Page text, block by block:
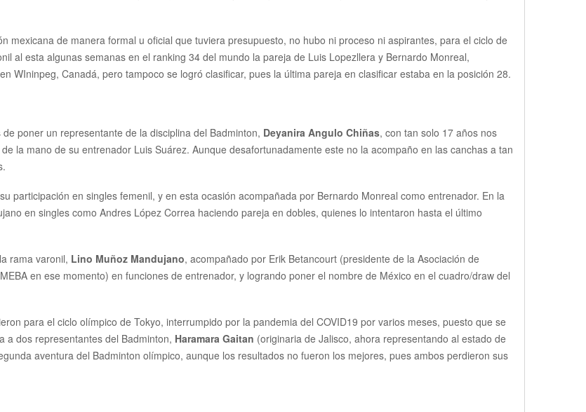
mexicana de manera formal u oficial que tuviera presupuesto, no hubo ni proceso ni aspirantes, para el ciclo de
al esta algunas semanas en el ranking 34 del mundo la pareja de Luis Lopezllera y Bernardo Monreal,
WIninpeg, Canadá, pero tampoco se logró clasificar, pues la última pareja en clasificar estaba en la posición 28.
poner un representante de la disciplina del Badminton, Deyanira Angulo Chiñas, con tan solo 17 años nos
la mano de su entrenador Luis Suárez. Aunque desafortunadamente este no la acompaño en las canchas a tan
participación en singles femenil, y en esta ocasión acompañada por Bernardo Monreal como entrenador. En la
en singles como Andres López Correa haciendo pareja en dobles, quienes lo intentaron hasta el último
rama varonil, Lino Muñoz Mandujano, acompañado por Erik Betancourt (presidente de la Asociación de
en ese momento) en funciones de entrenador, y logrando poner el nombre de México en el cuadro/draw del
para el ciclo olímpico de Tokyo, interrumpido por la pandemia del COVID19 por varios meses, puesto que se
a dos representantes del Badminton, Haramara Gaitan (originaria de Jalisco, ahora representando al estado de
aventura del Badminton olímpico, aunque los resultados no fueron los mejores, pues ambos perdieron sus